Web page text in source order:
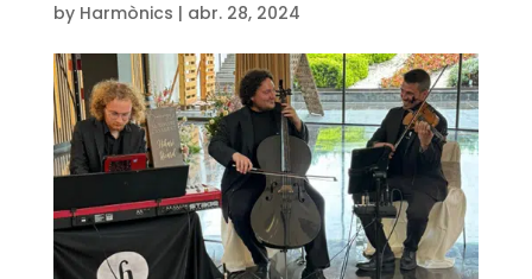
by Harmònics | abr. 28, 2024